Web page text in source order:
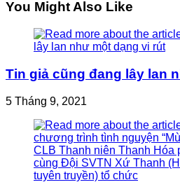
You Might Also Like
Tin giả cũng đang lây lan
5 Tháng 9, 2021